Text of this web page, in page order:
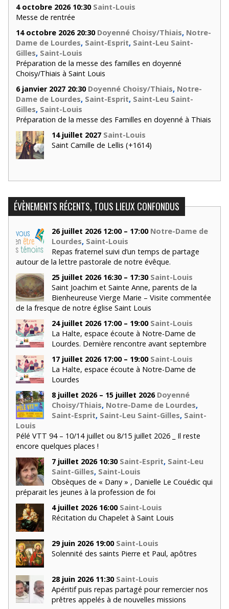
4 octobre 2026 10:30 Saint-Louis
Messe de rentrée
14 octobre 2026 20:30 Doyenné Choisy/Thiais, Notre-
Dame de Lourdes, Saint-Esprit, Saint-Leu Saint-
Gilles, Saint-Louis
Préparation de la messe des familles en doyenné
Choisy/Thiais à Saint Louis
6 janvier 2027 20:30 Doyenné Choisy/Thiais, Notre-
Dame de Lourdes, Saint-Esprit, Saint-Leu Saint-
Gilles, Saint-Louis
Préparation de la messe des Familles en doyenné à Thiais
14 juillet 2027 Saint-Louis
Saint Camille de Lellis (+1614)
ÉVÈNEMENTS RÉCENTS, TOUS LIEUX CONFONDUS
26 juillet 2026 12:00 – 17:00 Notre-Dame de
Lourdes, Saint-Louis
Repas fraternel suivi d’un temps de partage
autour de la lettre pastorale de notre évêque.
25 juillet 2026 16:30 – 17:30 Saint-Louis
Saint Joachim et Sainte Anne, parents de la
Bienheureuse Vierge Marie – Visite commentée
de la fresque de notre église Saint Louis
24 juillet 2026 17:00 – 19:00 Saint-Louis
La Halte, espace écoute à Notre-Dame de
Lourdes. Dernière rencontre avant septembre
17 juillet 2026 17:00 – 19:00 Saint-Louis
La Halte, espace écoute à Notre-Dame de
Lourdes
8 juillet 2026 – 15 juillet 2026 Doyenné
Choisy/Thiais, Notre-Dame de Lourdes,
Saint-Esprit, Saint-Leu Saint-Gilles, Saint-
Louis
Pélé VTT 94 – 10/14 juillet ou 8/15 juillet 2026 _ Il reste
encore quelques places !
7 juillet 2026 10:30 Saint-Esprit, Saint-Leu
Saint-Gilles, Saint-Louis
Obsèques de « Dany » , Danielle Le Couédic qui
préparait les jeunes à la profession de foi
4 juillet 2026 16:00 Saint-Louis
Récitation du Chapelet à Saint Louis
29 juin 2026 19:00 Saint-Louis
Solennité des saints Pierre et Paul, apôtres
28 juin 2026 11:30 Saint-Louis
Apéritif puis repas partagé pour remercier nos
prêtres appelés à de nouvelles missions